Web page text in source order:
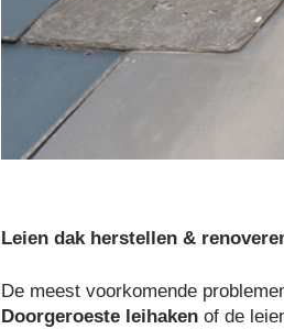
Leien dak herstellen &
De meest voorkomende
Doorgeroeste leihaken of de